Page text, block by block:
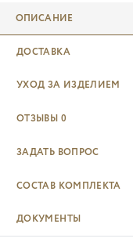
ОПИСАНИЕ
ДОСТАВКА
УХОД ЗА ИЗДЕЛИЕМ
ОТЗЫВЫ 0
ЗАДАТЬ ВОПРОС
СОСТАВ КОМПЛЕКТА
ДОКУМЕНТЫ